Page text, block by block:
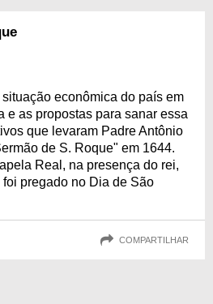
econômica do país em
e as propostas para sanar essa
que levaram Padre Antônio
de S. Roque" em 1644.
Real, na presença do rei,
pregado no Dia de São
COMPARTILHAR